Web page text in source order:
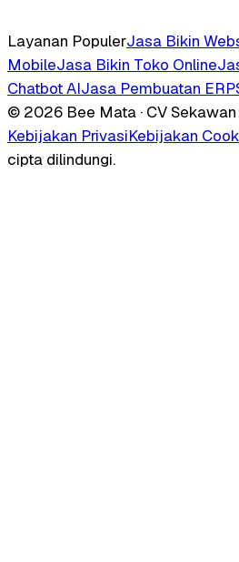
Layanan PopulerJasa Bikin
MobileJasa Bikin Toko Online
Chatbot AIJasa Pembuatan ERP
© 2026 Bee Mata · CV
Kebijakan PrivasiKebijakan
cipta dilindungi.